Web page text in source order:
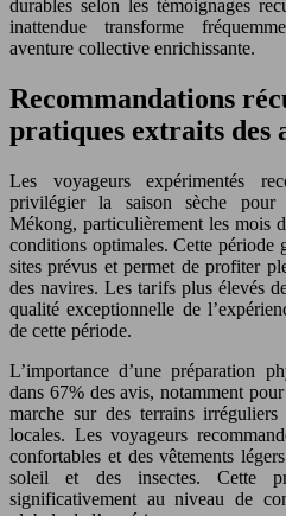
durables selon les témoignages
inattendue transforme
aventure collective enrichissante.
Recommandations
pratiques extraits des
Les voyageurs expérimentés
privilégier la saison sèche pour
Mékong, particulièrement les mois
conditions optimales. Cette période
sites prévus et permet de profiter
des navires. Les tarifs plus élevés
qualité exceptionnelle de
de cette période.
L’importance d’une préparation
dans 67% des avis, notamment
marche sur des terrains irréguliers
locales. Les voyageurs
confortables et des vêtements
soleil et des insectes. Cette
significativement au niveau de